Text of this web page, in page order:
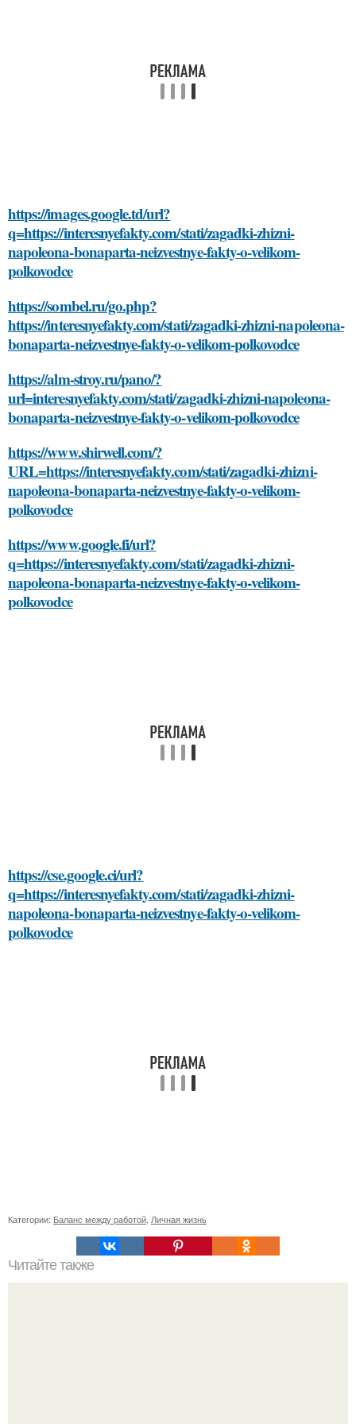
https://images.google.td/url?
q=https://interesnyefakty.com/stati/zagadki-zhizni-
napoleona-bonaparta-neizvestnye-fakty-o-velikom-
polkovodce
https://sombel.ru/go.php?
https://interesnyefakty.com/stati/zagadki-zhizni-napoleona-
bonaparta-neizvestnye-fakty-o-velikom-polkovodce
https://alm-stroy.ru/pano/?
url=interesnyefakty.com/stati/zagadki-zhizni-napoleona-
bonaparta-neizvestnye-fakty-o-velikom-polkovodce
https://www.shirwell.com/?
URL=https://interesnyefakty.com/stati/zagadki-zhizni-
napoleona-bonaparta-neizvestnye-fakty-o-velikom-
polkovodce
https://www.google.fi/url?
q=https://interesnyefakty.com/stati/zagadki-zhizni-
napoleona-bonaparta-neizvestnye-fakty-o-velikom-
polkovodce
https://cse.google.ci/url?
q=https://interesnyefakty.com/stati/zagadki-zhizni-
napoleona-bonaparta-neizvestnye-fakty-o-velikom-
polkovodce
Категории: Баланс между работой Личная жизнь
Читайте также